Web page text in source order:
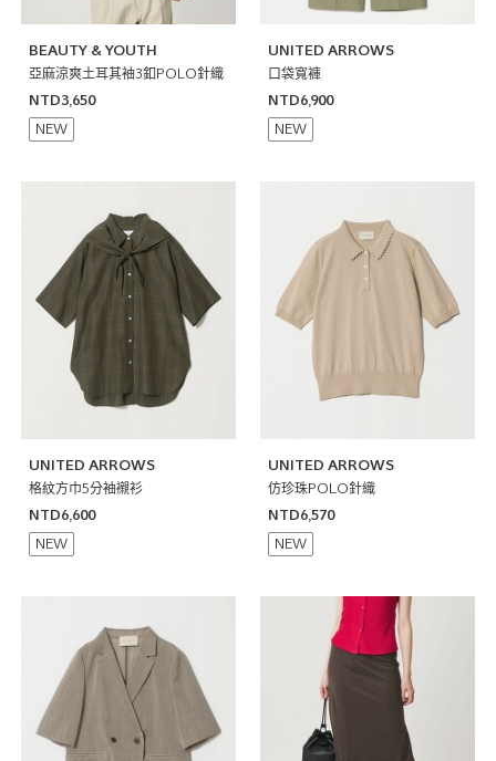
BEAUTY & YOUTH
亞麻涼爽土耳其袖3釦POLO針織
NTD3,650
NEW
UNITED ARROWS
口袋寬褲
NTD6,900
NEW
UNITED ARROWS
格紋方巾5分袖襯衫
NTD6,600
NEW
UNITED ARROWS
仿珍珠POLO針織
NTD6,570
NEW